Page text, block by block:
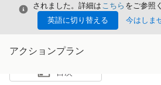
閉じる
されました。詳細はこちら をご参照
英語に切り替える
今はしま
アクションプラン
目次を表示
目次